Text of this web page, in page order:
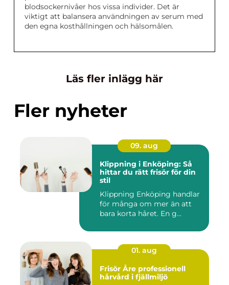
blodsockernivåer hos vissa individer. Det är
viktigt att balansera användningen av serum med
den egna kosthållningen och hälsomålen.
Läs fler inlägg här
Fler nyheter
09. aug
Klippning i Enköping: Så
hittar du rätt frisör för din
stil
Klippning Enköping handlar
för många om mer än att
bara korta håret. En g...
01. aug
Frisör Åre professionell
hårvård i fjällmiljö